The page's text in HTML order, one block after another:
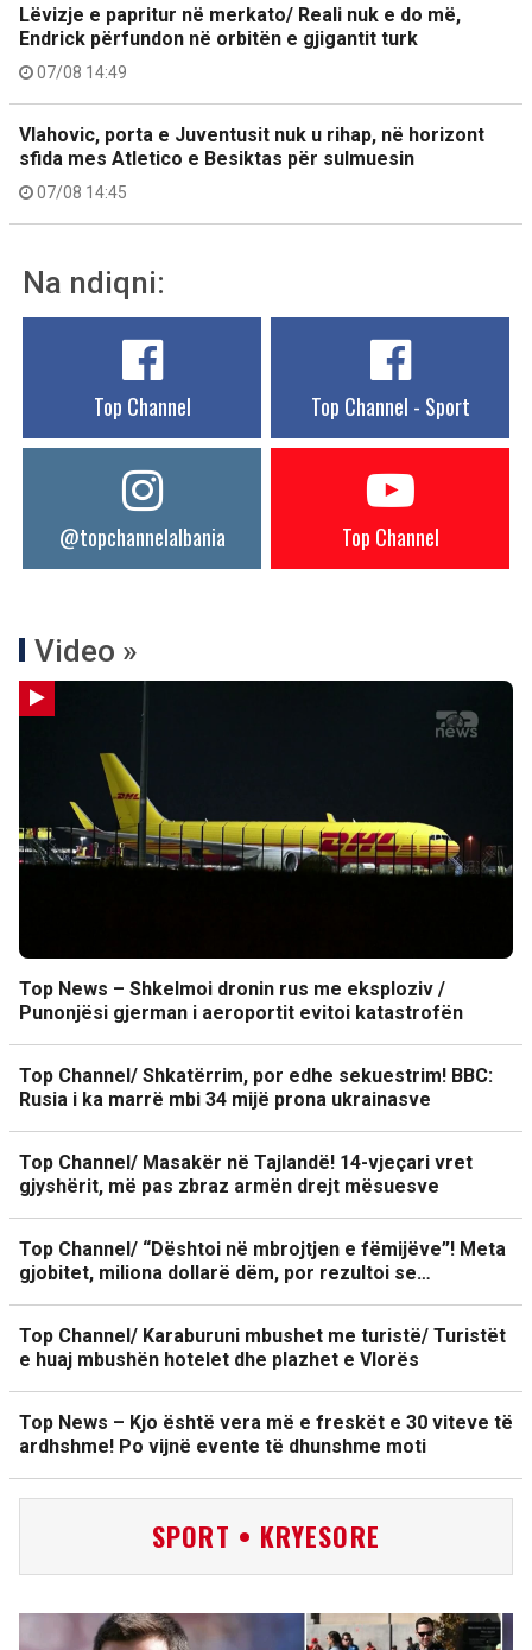
Lëvizje e papritur në merkato/ Reali nuk e do më,
Endrick përfundon në orbitën e gjigantit turk
07/08 14:49
Vlahovic, porta e Juventusit nuk u rihap, në horizont
sfida mes Atletico e Besiktas për sulmuesin
07/08 14:45
Na ndiqni:
Top Channel Top Channel - Sport
@topchannelalbania Top Channel
Video »
Top News – Shkelmoi dronin rus me eksploziv /
Punonjësi gjerman i aeroportit evitoi katastrofën
Top Channel/ Shkatërrim, por edhe sekuestrim! BBC:
Rusia i ka marrë mbi 34 mijë prona ukrainasve
Top Channel/ Masakër në Tajlandë! 14-vjeçari vret
gjyshërit, më pas zbraz armën drejt mësuesve
Top Channel/ “Dështoi në mbrojtjen e fëmijëve”! Meta
gjobitet, miliona dollarë dëm, por rezultoi se…
Top Channel/ Karaburuni mbushet me turistë/ Turistët
e huaj mbushën hotelet dhe plazhet e Vlorës
Top News – Kjo është vera më e freskët e 30 viteve të
ardhshme! Po vijnë evente të dhunshme moti
SPORT • KRYESORE